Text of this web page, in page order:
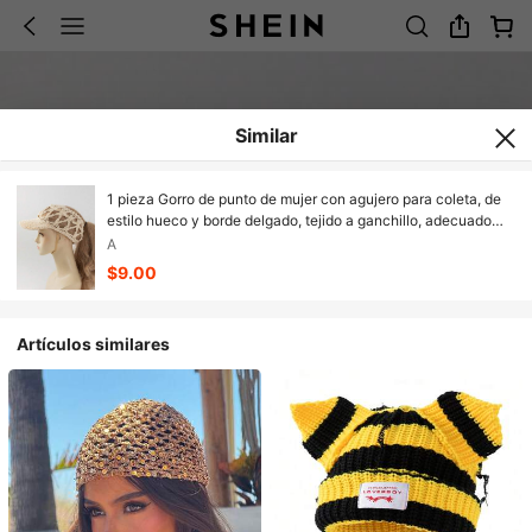
Similar
1 pieza Gorro de punto de mujer con agujero para coleta, de
estilo hueco y borde delgado, tejido a ganchillo, adecuado
para uso diario en estilo bohemio, primavera y otoño,
vacaciones y festivales
A
$9.00
Artículos similares